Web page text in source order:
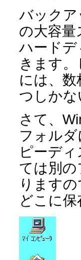
バックア
の大容
ハード
きます
には、
つしか
さて、
フォル
ピーデ
ては別
ります
どこに